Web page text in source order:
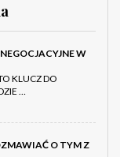
W
KLUCZ DO
…
O TYM Z